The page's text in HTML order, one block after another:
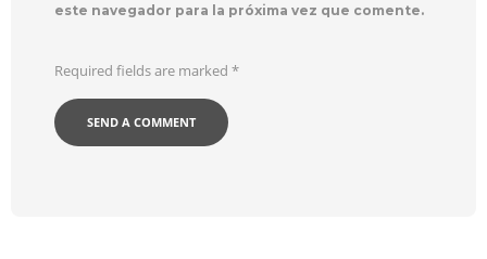
este navegador para la próxima vez que comente.
Required fields are marked *